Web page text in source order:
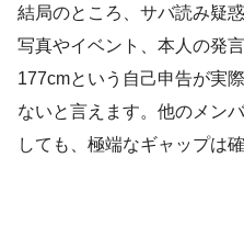
結局のところ、サバ読み疑
写真やイベント、本人の発
177cmという自己申告が実
ないと言えます。他のメン
しても、極端なギャップは